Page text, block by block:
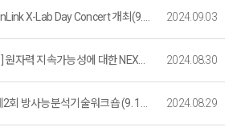
[과총/KAIST] 2024 BrainLink X-Lab Day Concert 개최(9. 10. ) 2024.09.03
[서울대 원자력정책센터] 원자력 지속가능성에 대한 NEXFO 워크숍 초대 2024.08.30
[한국방사능분석협회] 제2회 방사능분석기술워크숍 (9. 10.~9. 11.) 2024.08.29